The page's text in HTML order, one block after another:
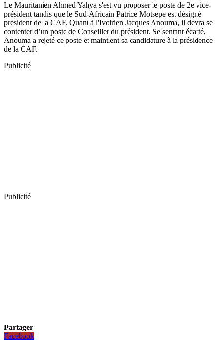
Le Mauritanien Ahmed Yahya s'est vu proposer le poste de 2e vice-
président tandis que le Sud-Africain Patrice Motsepe est désigné
président de la CAF. Quant à l'Ivoirien Jacques Anouma, il devra se
contenter d’un poste de Conseiller du président. Se sentant écarté,
Anouma a rejeté ce poste et maintient sa candidature à la présidence
de la CAF.
Publicité
Publicité
Partager
Facebook